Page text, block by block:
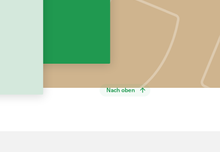
Nach oben